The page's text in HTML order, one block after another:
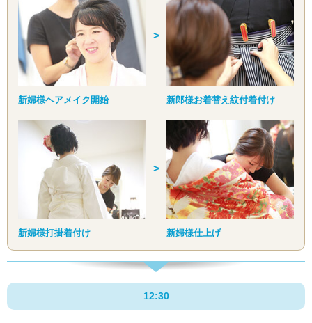
新婦様ヘアメイク開始 新郎様お着替え 紋付着付け
新婦様打掛着付け 新婦様仕上げ
12:30